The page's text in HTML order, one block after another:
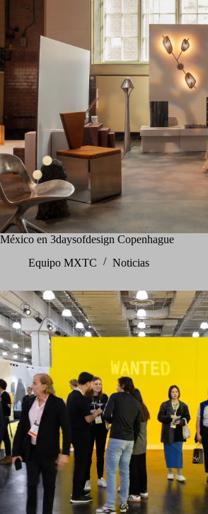
México en 3daysofdesign Copenhague
Equipo MXTC
Noticias